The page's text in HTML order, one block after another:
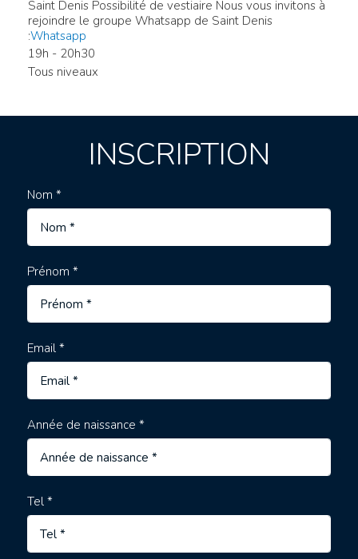
Saint Denis Possibilité de vestiaire Nous vous invitons à
rejoindre le groupe Whatsapp de Saint Denis
:Whatsapp
19h - 20h30
Tous niveaux
INSCRIPTION
Nom *
Prénom *
Email *
Année de naissance *
Tel *